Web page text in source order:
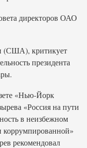
директоров ОАО
(США), критикует
президента
«Нью-Йорк
«Россия на пути
в неизбежном
коррумпированной»
рекомендовал